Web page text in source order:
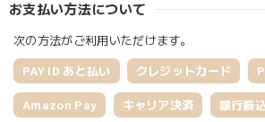
お支払い方法について
次の方法がご利用いただけます。
PAY ID あと払い クレジットカード
Amazon Pay キャリア決済 銀行振